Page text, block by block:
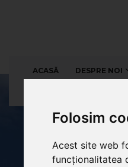
Folosim
Acest site web
funcționalitatea
ACASĂ DESPRE NOI